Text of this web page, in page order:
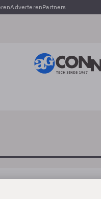
AdverterenPartners